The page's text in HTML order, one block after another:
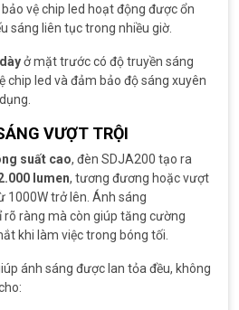
vệ chip led hoạt động được ổn
sáng liên tục trong nhiều giờ.
ở mặt trước có độ truyền sáng
chip led và đảm bảo độ sáng xuyên
VƯỢT TRỘI
suất cao, đèn SDJA200 tạo ra
lumen, tương đương hoặc vượt
1000W trở lên. Ánh sáng
ràng mà còn giúp tăng cường
khi làm việc trong bóng tối.
ánh sáng được lan tỏa đều, không